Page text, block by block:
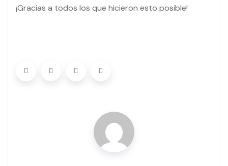
¡Gracias a todos los que hicieron esto posible!